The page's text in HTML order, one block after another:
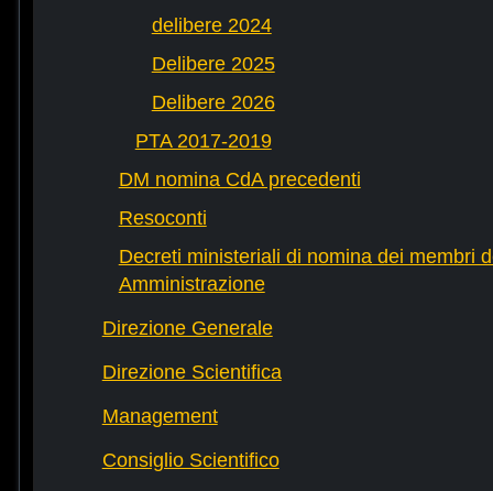
delibere 2024
Delibere 2025
Delibere 2026
PTA 2017-2019
DM nomina CdA precedenti
Resoconti
Decreti ministeriali di nomina dei membri
Amministrazione
Direzione Generale
Direzione Scientifica
Management
Consiglio Scientifico